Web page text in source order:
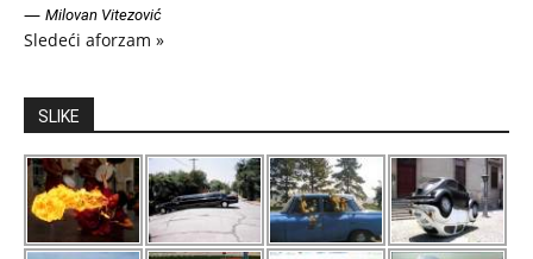
— Milovan Vitezović
Sledeći aforzam »
SLIKE